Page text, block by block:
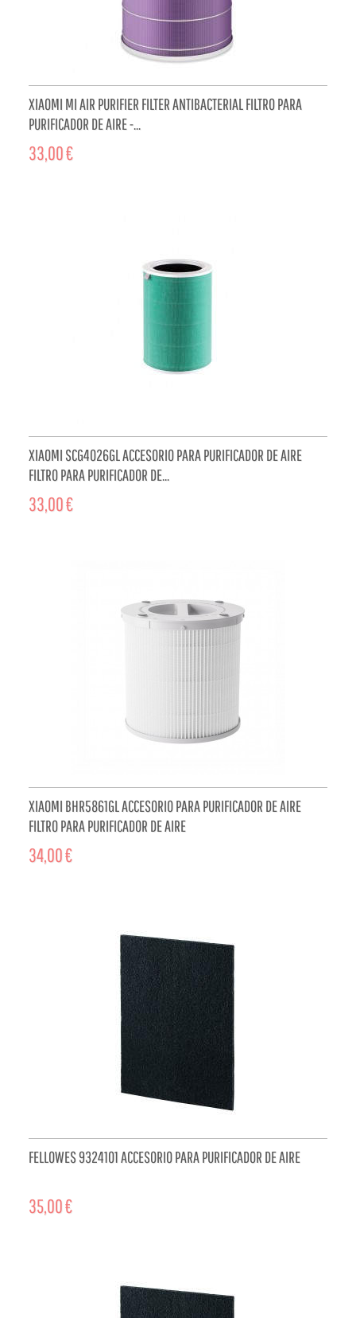
XIAOMI MI AIR PURIFIER FILTER ANTIBACTERIAL FILTRO PARA
PURIFICADOR DE AIRE -...
33,00 €
XIAOMI SCG4026GL ACCESORIO PARA PURIFICADOR DE AIRE
FILTRO PARA PURIFICADOR DE...
33,00 €
XIAOMI BHR5861GL ACCESORIO PARA PURIFICADOR DE AIRE
FILTRO PARA PURIFICADOR DE AIRE
34,00 €
FELLOWES 9324101 ACCESORIO PARA PURIFICADOR DE AIRE
35,00 €